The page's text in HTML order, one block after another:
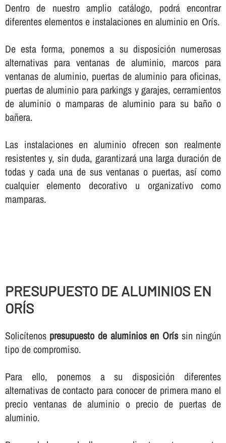
Dentro de nuestro amplio catálogo, podrá encontrar
diferentes elementos e instalaciones en aluminio en Orís.
De esta forma, ponemos a su disposición numerosas
alternativas para ventanas de aluminio, marcos para
ventanas de aluminio, puertas de aluminio para oficinas,
puertas de aluminio para parkings y garajes, cerramientos
de aluminio o mamparas de aluminio para su baño o
bañera.
Las instalaciones en aluminio ofrecen son realmente
resistentes y, sin duda, garantizará una larga duración de
todas y cada una de sus ventanas o puertas, así­ como
cualquier elemento decorativo u organizativo como
mamparas.
PRESUPUESTO DE ALUMINIOS EN
ORÍS
Solicí­tenos presupuesto de aluminios en Oríssin ningún
tipo de compromiso.
Para ello, ponemos a su disposición diferentes
alternativas de contacto para conocer de primera mano el
precio ventanas de aluminio o precio de puertas de
aluminio.